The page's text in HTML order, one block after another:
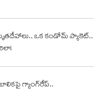
ఒక కండోమ్ ప్యాకెట్‌..
గ్యాంగ్‌రేప్‌..